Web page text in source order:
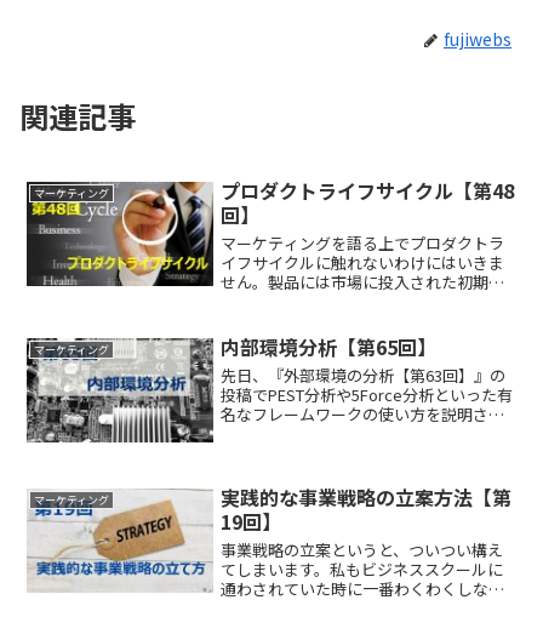
fujiwebs
関連記事
マーケティング
プロダクトライフサイクル【第48
回】
マーケティングを語る上でプロダクトラ
イフサイクルに触れないわけにはいきま
せん。製品には市場に投入された初期時
ば、1年程度で、切り替わっていく製品も
あります。ＢtoＢ系製造...
マーケティング 内部環境分析【第65回】
先日、『外部環境の分析【第63回】』の
投稿でPEST分析や5Force分析といった有
名なフレームワークの使い方を説明させ
ークを使って説明...
マーケティング
実践的な事業戦略の立案方法【第
19回】
事業戦略の立案というと、ついつい構え
てしまいます。私もビジネススクールに
通わされていた時に一番わくわくしなが